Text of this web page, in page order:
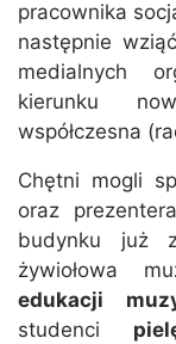
pracownika
następnie
medialnych
kierunku
współczesna
Chętni mogli
oraz
budynku już
żywiołowa
edukacji
studenci